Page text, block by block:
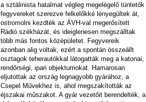
a sztálinista hatalmat végleg megelégelő tüntetők
fegyvereket szerezve felkelőkké lényegültek át,
ostromolni kezdték az ÁVH-val megerősített
Rádió székházát, és ideiglenesen megszálltak
több más fontos középületet. Fegyvereik
azonban alig voltak, ezért a spontán összeállt
osztagok teherautókkal látogatták meg a katonai,
rendőrségi, ipari objektumokat. Hamarosan
eljutottak az ország legnagyobb gyárához, a
Csepel Művekhez is, ahol megszakították az
éjszakai műszakot. A gyár vezetőit berendelték, a